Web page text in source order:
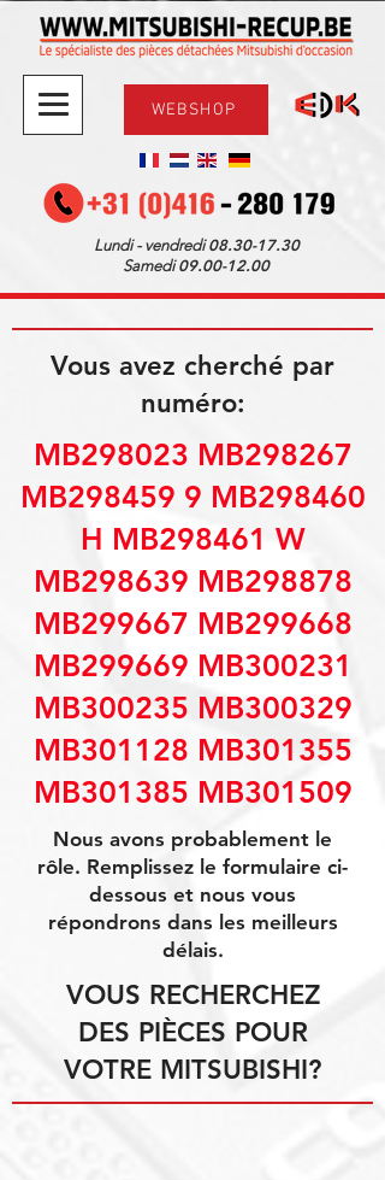
WEBSHOP
Lundi - vendredi08.30-17.30
Samedi09.00-12.00
Vous avez cherché par
numéro:
MB298023 MB298267
MB298459 9 MB298460
H MB298461 W
MB298639 MB298878
MB299667 MB299668
MB299669 MB300231
MB300235 MB300329
MB301128 MB301355
MB301385 MB301509
Nous avons probablement le
rôle. Remplissez le formulaire ci-
dessous et nous vous
répondrons dans les meilleurs
délais.
VOUS RECHERCHEZ
DES PIÈCES POUR
VOTRE MITSUBISHI?